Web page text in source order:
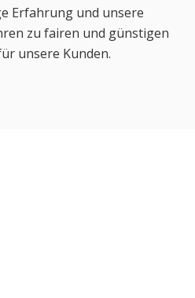
Erfahrung und unsere
zu fairen und günstigen
unsere Kunden.